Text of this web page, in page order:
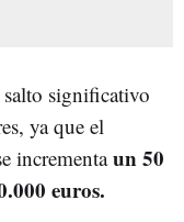
significativo
ya que el
incrementaun 50
euros.